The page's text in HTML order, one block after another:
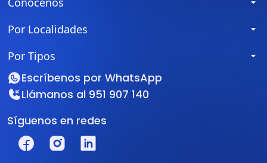
Por Localidades
Por Tipos
Escríbenos por WhatsApp
Llámanos al 951 907 140
Síguenos en redes